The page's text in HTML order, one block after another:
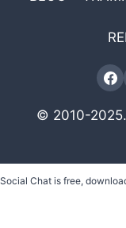
© 2010-
Social Chat is free,